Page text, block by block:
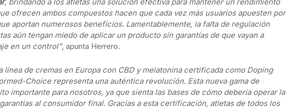
ofrecen ambos compuestos hacen que cada vez más usuarios apuesten por
aportan numerosos beneficios. Lamentablemente, la falta de regulación
aún tengan miedo de aplicar un producto sin garantías de que vayan a
en un control”, apunta Herrero.
línea de cremas en Europa con CBD y melatonina certificada como Doping
Choice representa una auténtica revolución. Esta nueva gama de
importante para nosotros, ya que sienta las bases de cómo debería operar la
al consumidor final. Gracias a esta certificación, atletas de todos los